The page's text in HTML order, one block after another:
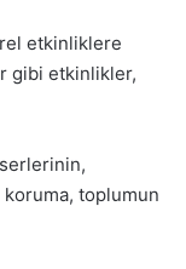
etkinliklere
gibi etkinlikler,
koruma, toplumun